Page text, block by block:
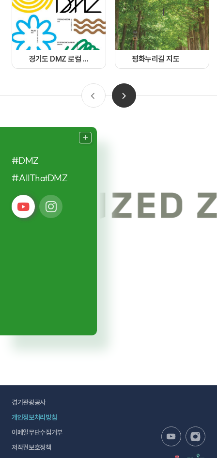
경기도 DMZ 로컬 가이드북 평화누리길 지도
#DMZ
#AllThatDMZ
경기관광공사
개인정보처리방침
이메일무단수집거부
저작권보호정책